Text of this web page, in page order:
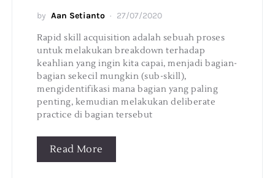
by Aan Setianto 27/07/2020
Rapid skill acquisition adalah sebuah proses
untuk melakukan breakdown terhadap
keahlian yang ingin kita capai, menjadi bagian-
bagian sekecil mungkin (sub-skill),
mengidentifikasi mana bagian yang paling
penting, kemudian melakukan deliberate
practice di bagian tersebut
Read More